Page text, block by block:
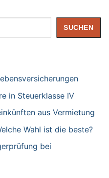
SUCHEN
in Steuerklasse IV
aus Vermietung
Wahl ist die beste?
bei